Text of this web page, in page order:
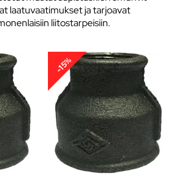
laatuvaatimukset ja tarjoavat
liitostarpeisiin.
-15%